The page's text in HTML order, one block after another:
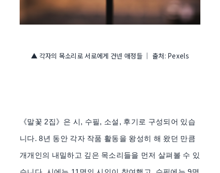
▲ 각자의 목소리로 서로에게 건넨 애정들 │ 출처: Pexels
《말꽃 2집》은 시, 수필, 소설, 후기로 구성되어 있습
니다. 8년 동안 각자 작품 활동을 왕성히 해 왔던 만큼
개개인의 내밀하고 깊은 목소리들을 먼저 살펴볼 수 있